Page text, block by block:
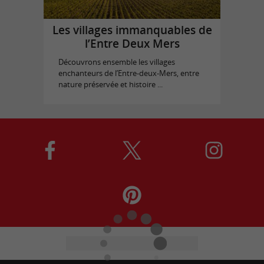
Les villages immanquables de
l’Entre Deux Mers
Découvrons ensemble les villages
enchanteurs de l’Entre-deux-Mers, entre
nature préservée et histoire ...